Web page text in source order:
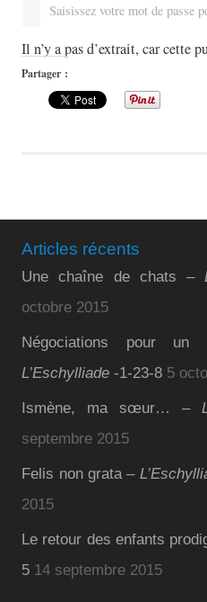
Saisissez votre mot de passe
Il n’y a pas d’extrait, car cette
Partager :
Articles récents
Une chaîne de chats –
octobre 2015
Négociations pour
L’Eschylliade -1-23-8 5
Ismène, ma sœur… –
septembre 2015
Felis non grata –
2015
Le retour des enfants
5 14 septembre 2015